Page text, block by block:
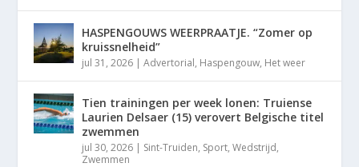
HASPENGOUWS WEERPRAATJE. “Zomer op
kruissnelheid”
jul 31, 2026 |Advertorial, Haspengouw, Het weer
Tien trainingen per week lonen: Truiense
Laurien Delsaer (15) verovert Belgische titel
zwemmen
jul 30, 2026 | Sint-Truiden, Sport,Wedstrijd,
Zwemmen